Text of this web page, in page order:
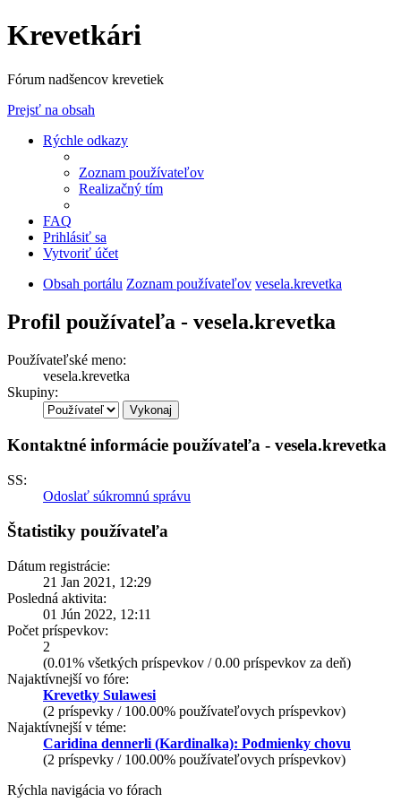
Krevetkári
Fórum nadšencov krevetiek
Prejsť na obsah
Rýchle odkazy
Zoznam používateľov
Realizačný tím
FAQ
Prihlásiť sa
Vytvoriť účet
Obsah portálu Zoznam používateľov vesela.krevetka
Profil používateľa - vesela.krevetka
Používateľské meno:
vesela.krevetka
Skupiny:
Kontaktné informácie používateľa - vesela.krevetka
SS:
Odoslať súkromnú správu
Štatistiky používateľa
Dátum registrácie:
21 Jan 2021, 12:29
Posledná aktivita:
01 Jún 2022, 12:11
Počet príspevkov:
2
(0.01% všetkých príspevkov / 0.00 príspevkov za deň)
Najaktívnejší vo fóre:
Krevetky Sulawesi
(2 príspevky / 100.00% používateľovych príspevkov)
Najaktívnejší v téme:
Caridina dennerli (Kardinalka): Podmienky chovu
(2 príspevky / 100.00% používateľovych príspevkov)
Rýchla navigácia vo fórach